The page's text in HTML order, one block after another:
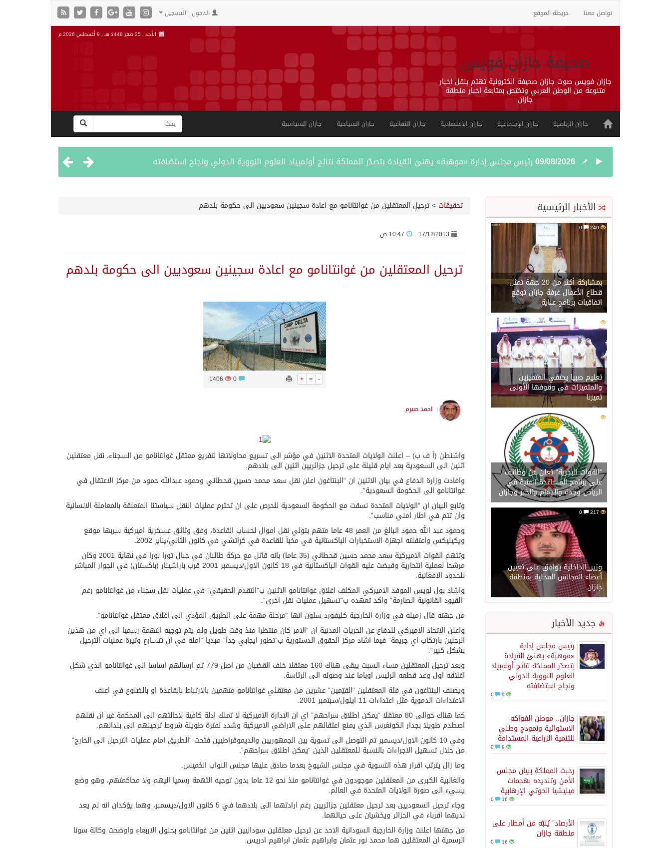
تواصل معنا خريطة الموقع الدخول | التسجيل
صحيفة جازان فويس
جازان فويس صوت جازان صحيفة الكترونية تهتم بنقل اخبار
متنوعة من الوطن العربي وتختص بمتابعة اخبار منطقة
جازان
الأحد , 25 صفر 1448 هـ , 9 أغسطس 2026 م
جازان الرياضية جازان الإجتماعية جازان الاقتصادية جازان الثقافية جازان السياحية جازان السياسية
09/08/2026 رئيس مجلس إدارة «موهبة» يهنئ القيادة بتصدّر المملكة نتائج أولمبياد العلوم النووية الدولي ونجاح استضافته
09/08/2026رحبت المملكة ببيان مجلس الأمن وتنديده بهجمات ميليشيا الحوثي الإرهابية
09/08/2026الأرصاد” يُنبّه من أمطار على منطقة جازان
09/08/2026حالة الطقس المتوقعة اليوم في المملكة
08/08/2026أجواء من الحب والتراث تزين ليلة عرس آل صيرم
08/08/2026اتفاقية مكة… تعزيز الردع لحماية الاستقرار وترحيب اقليمي ودولي بها
08/08/2026الجيش اليمني ينفذ عملية عسكرية ضد الحوثيين رداً على هجماتهم
08/08/2026السديس: اتفاقية مكة تجسد مكانة المملكة الدينية وريادتها الحضارية والعالمية
08/08/2026وزير الدفاع: اتفاقية مكة تسهم في دعم أمن واستقرار المنطقة والعالم
الأخبار الرئيسية
240
بمشاركة أكثر من 20 جهة تمثل
قطاع الأعمال غرفة جازان توقع
اتفاقيات برنامج عناية
221
تعليم صبيا يحتفي المتميزين
والمتميزات في وقوفها الأولى
تميزنا
216
“القوات البحرية” تعلن عن وظائف
على برنامج المساعدة الفنية في
الرياض وجدة والدمام والخبر وجازان
217
وزير_الداخلية يوافق على تعيين
أعضاء المجالس المحلية بمنطقة
جازان
جديد الأخبار
رئيس مجلس إدارة
«موهبة» يهنئ القيادة
بتصدّر المملكة نتائج أولمبياد
العلوم النووية الدولي
ونجاح استضافته
9
جازان.. موطن الفواكه
الاستوائية ونموذج وطني
للتنمية الزراعية المستدامة
9
رحبت المملكة ببيان مجلس
الأمن وتنديده بهجمات
ميليشيا الحوثي الإرهابية
16
الأرصاد” يُنبّه من أمطار على
منطقة جازان
16
تحقيقات >ترحيل المعتقلين من غوانتانامو مع اعادة سجينين سعوديين الى حكومة بلدهم
17/12/2013
ترحيل المعتقلين من غوانتانامو مع اعادة سجينين سعوديين الى حكومة بلدهم
+ = -
0
1406
احمد صيرم
واشنطن (أ ف ب) – اعلنت الولايات المتحدة الاثنين في مؤشر الى تسريع محاولاتها لتفريغ معتقل غوانتانامو من السجناء، نقل معتقلين
اثنين الى السعودية بعد ايام قليلة على ترحيل جزائريين اثنين الى بلادهم.
وافادت وزارة الدفاع في بيان الاثنين ان “البنتاغون اعلن نقل سعد محمد حسين قحطاني وحمود عبدالله حمود من مركز الاعتقال في
غوانتانامو الى الحكومة السعودية”.
وتابع البيان ان “الولايات المتحدة نسقت مع الحكومة السعودية للحرص على ان تحترم عمليات النقل سياستنا المتعلقة بالمعاملة الانسانية
وان تتم في اطار امني مناسب”.
وحمود عبد الله حمود البالغ من العمر 48 عاما متهم بتولي نقل اموال لحساب القاعدة، وفق وثائق عسكرية اميركية سربها موقع
ويكيليكس واعتقلته اجهزة الاستخبارات الباكستانية في مخبأ للقاعدة في كراتشي في كانون الثاني/يناير 2002.
وتتهم القوات الاميركية سعد محمد حسين قحطاني (35 عاما) بانه قاتل مع حركة طالبان في جبال تورا بورا في نهاية 2001 وكان
مرشحا لعملية انتحارية وقبضت عليه القوات الباكستانية في 18 كانون الاول/ديسمبر 2001 قرب باراشينار (باكستان) في الجوار المباشر
للحدود الافغانية.
واشاد بول لويس الموفد الاميركي المكلف اغلاق غوانتانامو الاثنين ب”التقدم الحقيقي” في عمليات نقل سجناء من غوانتانامو رغم
“القيود القانونية الصارمة” واكد تعهده ب”تسهيل عمليات نقل اخرى”.
من جهته قال زميله في وزارة الخارجية كليفورد سلون انها “مرحلة مهمة على الطريق المؤدي الى اغلاق معتقل غوانتانامو”.
واعلن الاتحاد الاميركي للدفاع عن الحريات المدنية ان “الامر كان منتظرا منذ وقت طويل ولم يتم توجيه التهمة رسميا الى اي من هذين
الرجلين بارتكاب اي جريمة” فيما اشاد مركز الحقوق الدستورية ب”تطور ايجابي جدا” مبديا “امله في ان تتسارع وتيرة عمليات الترحيل
بشكل كبير”.
وبعد ترحيل المعتقلين مساء السبت يبقى هناك 160 معتقلا خلف القضبان من اصل 779 تم ارسالهم اساسا الى غوانتانامو الذي شكل
اغلاقه اول وعد قطعه الرئيس اوباما عند وصوله الى الرئاسة.
ويصنف البنتاغون في فئة المعتقلين “القيّمين” عشرين من معتقلي غوانتانامو متهمين بالارتباط بالقاعدة او بالضلوع في اعنف
الاعتداءات الدموية مثل اعتداءات 11 ايلول/سبتمبر 2001.
كما هناك حوالى 80 معتقلا “يمكن اطلاق سراحهم” اي ان الادارة الاميركية لا تملك ادلة كافية لاحالتهم الى المحكمة غير ان نقلهم
اصطدم طويلا بجدار الكونغرس الذي يمنع اعتقالهم على الاراضي الاميركية وشدد لفترة طويلة شروط ترحيلهم الى بلدانهم.
وفي 10 كانون الاول/ديسمبر تم التوصل الى تسوية بين الجمهوريين والديموقراطيين فتحت “الطريق امام عمليات الترحيل الى الخارج”
من خلال تسهيل الاجراءات بالنسبة للمعتقلين الذين “يمكن اطلاق سراحهم”.
وما زال يترتب اقرار هذه التسوية في مجلس الشيوخ بعدما صادق عليها مجلس النواب الخميس.
والغالبية الكبرى من المعتقلين موجودون في غوانتانامو منذ نحو 12 عاما بدون توجيه التهمة رسميا اليهم ولا محاكمتهم، وهو وضع
يسيء الى صورة الولايات المتحدة في العالم.
وجاء ترحيل السعوديين بعد ترحيل معتقلين جزائريين رغم ارادتهما الى بلادهما في 5 كانون الاول/ديسمبر، وهما يؤكدان انه لم يعد
لديهما اقرباء في الجزائر ويخشيان على حياتهما.
من جهتها اعلنت وزارة الخارجية السودانية الاحد عن ترحيل معتقلين سودانيين اثنين من غوانتانامو بحلول الاربعاء واوضحت وكالة سونا
الرسمية ان المعتقلين هما محمد نور عثمان وابراهيم عثمان ابراهيم ادريس.